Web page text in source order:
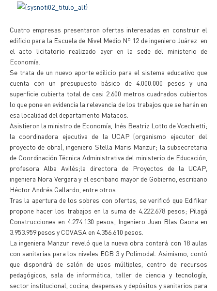
Cuatro empresas presentaron ofertas interesadas en construir el
edificio para la Escuela de Nivel Medio Nº 12 de ingeniero Juárez en
el acto licitatorio realizado ayer en la sede del ministerio de
Economía.
Se trata de un nuevo aporte edilicio para el sistema educativo que
cuenta con un presupuesto básico de 4.000.000 pesos y una
superficie cubierta total de casi 2.600 metros cuadrados cubiertos
lo que pone en evidencia la relevancia de los trabajos que se harán en
esa localidad del departamento Matacos.
Asistieron la ministro de Economía, Inés Beatriz Lotto de Vcechietti;
la coordinadora ejecutiva de la UCAP (organismo ejecutor del
proyecto de obra), ingeniero Stella Maris Manzur; la subsecretaria
de Coordinación Técnica Administrativa del ministerio de Educación,
profesora Alba Avilés;la directora de Proyectos de la UCAP,
ingeniera Nora Vergara y el escribano mayor de Gobierno, escribano
Héctor Andrés Gallardo, entre otros.
Tras la apertura de los sobres con ofertas, se verificó que Edifikar
propone hacer los trabajos en la suma de 4.222.678 pesos; Pilagá
Construcciones en 4.274.130 pesos; Ingeniero Juan Blas Gaona en
3.953.959 pesos y COVASA en 4.356.610 pesos.
La ingeniera Manzur reveló que la nueva obra contará con 18 aulas
con sanitarias para los niveles EGB 3 y Polimodal. Asimismo, contó
que dispondrá de salón de usos múltiples, centro de recursos
pedagógicos, sala de informática, taller de ciencia y tecnología,
sector institucional, cocina, despensas y depósitos y sanitarios para